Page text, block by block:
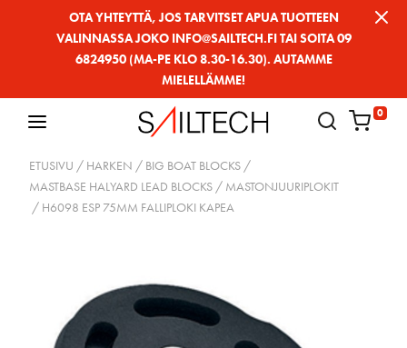
OTA YHTEYTTÄ, JOS TARVITSET APUA TUOTTEEN
VALINNASSA JOKO INFO@SAILTECH.FI TAI SOITA 09
6824950 (MA-PE KLO 8.30-16.30). AUTAMME
MIELELLÄMME!
0
ETUSIVU / HARKEN / BIG BOAT BLOCKS /
MASTBASE HALYARD LEAD BLOCKS / MASTONJUURIPLOKIT
/ H6098 ESP 75MM FALLIPLOKI KAPEA